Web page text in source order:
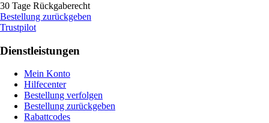
30 Tage Rückgaberecht
Bestellung zurückgeben
Trustpilot
Dienstleistungen
Mein Konto
Hilfecenter
Bestellung verfolgen
Bestellung zurückgeben
Rabattcodes